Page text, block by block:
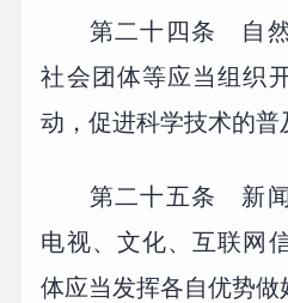
第二十四条 自
社会团体等应当组织
动，促进科学技术的普
第二十五条 新
电视、文化、互联网
体应当发挥各自优势做